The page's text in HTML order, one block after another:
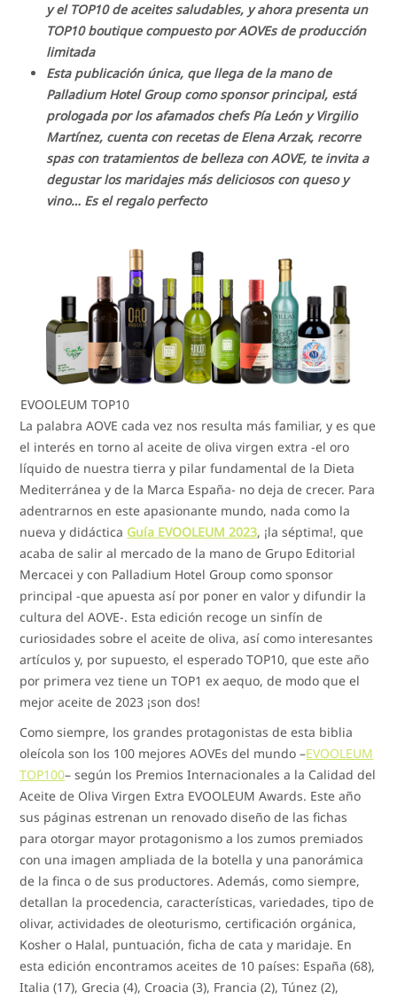
y el TOP10 de aceites saludables, y ahora presenta un
TOP10 boutique compuesto por AOVEs de producción
limitada
Esta publicación única, que llega de la mano de
Palladium Hotel Group como sponsor principal, está
prologada por los afamados chefs Pía León y Virgilio
Martínez, cuenta con recetas de Elena Arzak, recorre
spas con tratamientos de belleza con AOVE, te invita a
degustar los maridajes más deliciosos con queso y
vino… Es el regalo perfecto
EVOOLEUM TOP10
La palabra AOVE cada vez nos resulta más familiar, y es que
el interés en torno al aceite de oliva virgen extra -el oro
líquido de nuestra tierra y pilar fundamental de la Dieta
Mediterránea y de la Marca España- no deja de crecer. Para
adentrarnos en este apasionante mundo, nada como la
nueva y didáctica Guía EVOOLEUM 2023, ¡la séptima!, que
acaba de salir al mercado de la mano de Grupo Editorial
Mercacei y con Palladium Hotel Group como sponsor
principal -que apuesta así por poner en valor y difundir la
cultura del AOVE-. Esta edición recoge un sinfín de
curiosidades sobre el aceite de oliva, así como interesantes
artículos y, por supuesto, el esperado TOP10, que este año
por primera vez tiene un TOP1 ex aequo, de modo que el
mejor aceite de 2023 ¡son dos!
Como siempre, los grandes protagonistas de esta biblia
oleícola son los 100 mejores AOVEs del mundo –EVOOLEUM
TOP100– según los Premios Internacionales a la Calidad del
Aceite de Oliva Virgen Extra EVOOLEUM Awards. Este año
sus páginas estrenan un renovado diseño de las fichas
para otorgar mayor protagonismo a los zumos premiados
con una imagen ampliada de la botella y una panorámica
de la finca o de sus productores. Además, como siempre,
detallan la procedencia, características, variedades, tipo de
olivar, actividades de oleoturismo, certificación orgánica,
Kosher o Halal, puntuación, ficha de cata y maridaje. En
esta edición encontramos aceites de 10 países: España (68),
Italia (17), Grecia (4), Croacia (3), Francia (2), Túnez (2),